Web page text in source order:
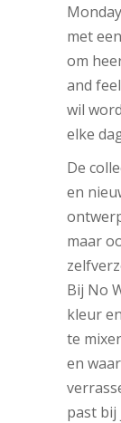
met
om
and
wil
elke
De
en
maar
Bij No
kleur
te
en
past bij